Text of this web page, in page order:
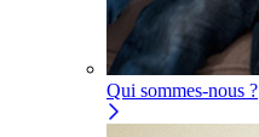
Qui sommes-nous ?